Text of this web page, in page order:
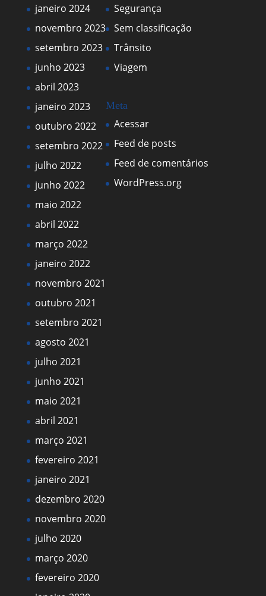
janeiro 2024
novembro 2023
setembro 2023
junho 2023
abril 2023
janeiro 2023
outubro 2022
setembro 2022
julho 2022
junho 2022
maio 2022
abril 2022
março 2022
janeiro 2022
novembro 2021
outubro 2021
setembro 2021
agosto 2021
julho 2021
junho 2021
maio 2021
abril 2021
março 2021
fevereiro 2021
janeiro 2021
dezembro 2020
novembro 2020
julho 2020
março 2020
fevereiro 2020
Segurança
Sem classificação
Trânsito
Viagem
Meta
Acessar
Feed de posts
Feed de comentários
WordPress.org